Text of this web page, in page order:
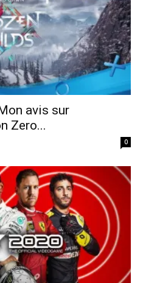
avis sur
Zero...
0